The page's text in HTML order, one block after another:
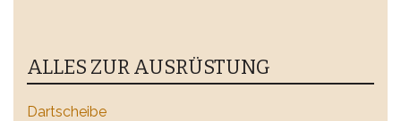
ALLES ZUR AUSRÜSTUNG
Dartscheibe